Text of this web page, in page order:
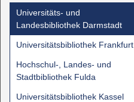
Universitäts- und
Landesbibliothek Darmstadt
Universitätsbibliothek Frankfurt
Hochschul-, Landes- und
Stadtbibliothek Fulda
Universitätsbibliothek Kassel